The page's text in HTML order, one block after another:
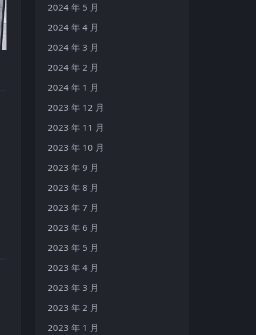
2024 年 5 月
2024 年 4 月
2024 年 3 月
2024 年 2 月
2024 年 1 月
2023 年 12 月
2023 年 11 月
2023 年 10 月
2023 年 9 月
2023 年 8 月
2023 年 7 月
2023 年 6 月
2023 年 5 月
2023 年 4 月
2023 年 3 月
2023 年 2 月
2023 年 1 月